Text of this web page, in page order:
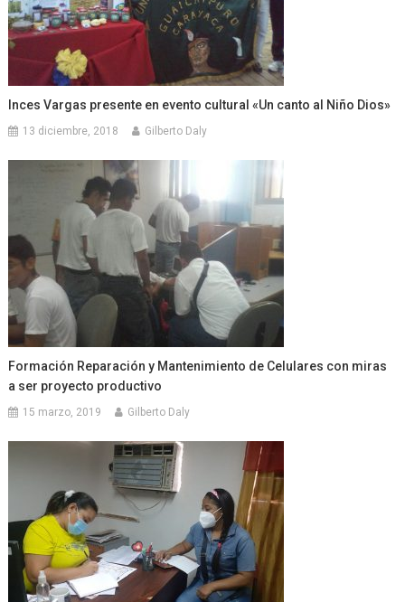
Inces Vargas presente en evento cultural «Un canto al Niño Dios»
13 diciembre, 2018 Gilberto Daly
Formación Reparación y Mantenimiento de Celulares con miras
a ser proyecto productivo
15 marzo, 2019 Gilberto Daly